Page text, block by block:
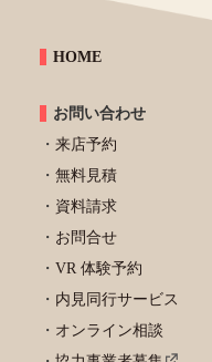
HOME
お問い合わせ
来店予約
無料見積
資料請求
お問合せ
VR 体験予約
内見同行サービス
オンライン相談